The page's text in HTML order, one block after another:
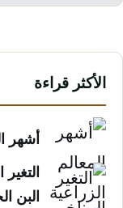
الأكثر قراءة
أشهر
البن